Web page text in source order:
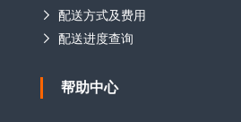
配送方式及费用
配送进度查询
帮助中心